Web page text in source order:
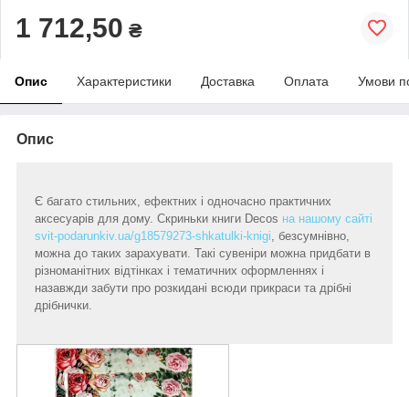
1 712,50 ₴
Опис Характеристики Доставка Оплата Умови
Опис
Є багато стильних, ефектних і одночасно практичних
аксесуарів для дому. Скриньки книги Decos на нашому сайті
svit-podarunkiv.ua/g18579273-shkatulki-knigi , безсумнівно,
можна до таких зарахувати. Такі сувеніри можна придбати в
різноманітних відтінках і тематичних оформленнях і
назавжди забути про розкидані всюди прикраси та дрібні
дрібнички.